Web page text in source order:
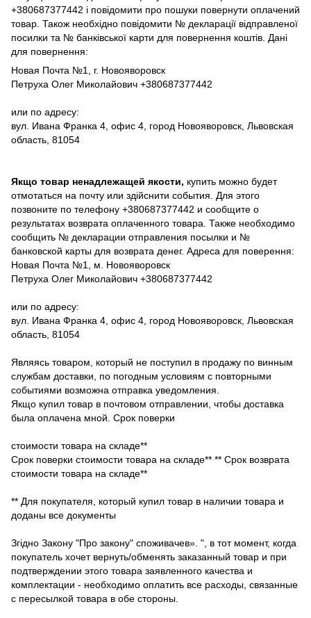
+380687377442 і повідомити про пошуки повернути оплачений
товар. Також необхідно повідомити № декларації відправленої
посилки та № банківської карти для повернення коштів. Дані
для повернення:
Новая Почта №1, г. Новояворовск
Петруха Олег Миколайович +380687377442
или по адресу:
вул. Ивана Франка 4, офис 4, город Новояворовск, Львовская
область, 81054
Якщо товар ненадлежащей якости, купить можно будет
отмотаться на почту или здійснити события. Для этого
позвоните по телефону +380687377442 и сообщите о
результатах возврата оплаченного товара. Также необходимо
сообщить № декларации отправления посылки и №
банковской карты для возврата денег. Адреса для поверення:
Новая Почта №1, м. Новояворовск
Петруха Олег Миколайович +380687377442
или по адресу:
вул. Ивана Франка 4, офис 4, город Новояворовск, Львовская
область, 81054
Являясь товаром, который не поступил в продажу по винным
службам доставки, по погодным условиям с повторными
событиями возможна отправка уведомления.
Якщо купил товар в почтовом отправлении, чтобы доставка
была оплачена мной. Срок поверки
стоимости товара на складе**
Срок поверки стоимости товара на складе** ** Срок возврата
стоимости товара на складе**
** Для покупателя, который купил товар в наличии товара и
доданы все документы
Згідно Закону "Про закону" споживачев». ", в тот момент, когда
покупатель хочет вернуть/обменять заказанный товар и при
подтверждении этого товара заявленного качества и
комплектации - необходимо оплатить все расходы, связанные
с пересылкой товара в обе стороны.